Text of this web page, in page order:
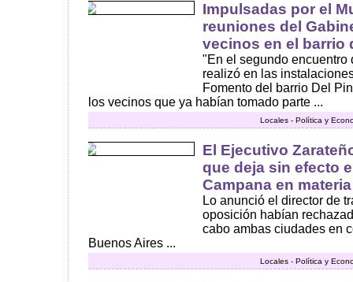
Impulsadas por el
reuniones del
vecinos en el barrio
"En el segundo encuentro
realizó en las
Fomento del barrio Del
los vecinos que ya habían tomado parte ...
Locales - Política y
El Ejecutivo
que deja sin efecto
Campana en
Lo anunció el director de
oposición habían
cabo ambas ciudades en
Buenos Aires ...
Locales - Política y